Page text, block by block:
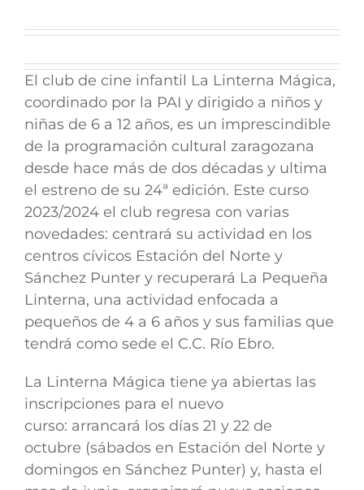
El club de cine infantil La Linterna Mágica,
coordinado por la PAI y dirigido a niños y
niñas de 6 a 12 años, es un imprescindible
de la programación cultural zaragozana
desde hace más de dos décadas y ultima
el estreno de su 24ª edición. Este curso
2023/2024 el club regresa con varias
novedades: centrará su actividad en los
centros cívicos Estación del Norte y
Sánchez Puntery recuperará La Pequeña
Linterna, una actividad enfocada a
pequeños de 4 a 6 años y sus familias que
tendrá como sede el C.C. Río Ebro.
La Linterna Mágica tiene ya abiertas las
inscripciones para el nuevo
curso: arrancará los días 21 y 22 de
octubre (sábados en Estación del Norte y
domingos en Sánchez Punter) y, hasta el